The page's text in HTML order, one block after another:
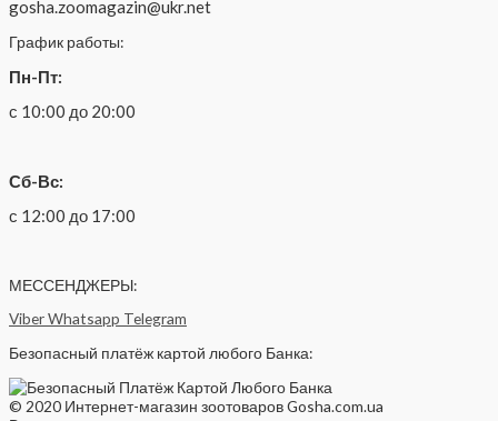
gosha.zoomagazin@ukr.net
График работы:
Пн-Пт:
с 10:00 до 20:00
Сб-Вс:
с 12:00 до 17:00
МЕССЕНДЖЕРЫ:
ViberWhatsapp Telegram
Безопасный платёж картой любого Банка:
© 2020 Интернет-магазин зоотоваров Gosha.com.ua